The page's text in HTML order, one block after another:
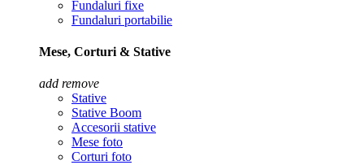
Fundaluri fixe
Fundaluri portabilie
Mese, Corturi & Stative
add remove
Stative
Stative Boom
Accesorii stative
Mese foto
Corturi foto